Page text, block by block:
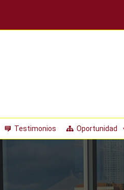
Testimonios Oportunidad